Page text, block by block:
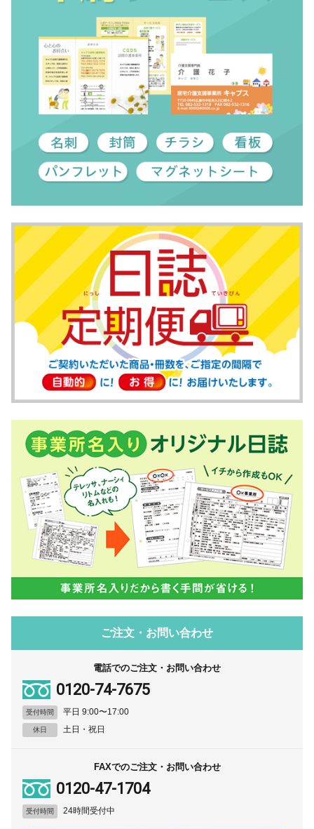
ご注文・お問い合わせ
電話でのご注文・お問い合わせ
0120-74-7675
受付時間 平日 9:00〜17:00
休日 土日・祝日
FAXでのご注文・お問い合わせ
0120-47-1704
受付時間 24時間受付中